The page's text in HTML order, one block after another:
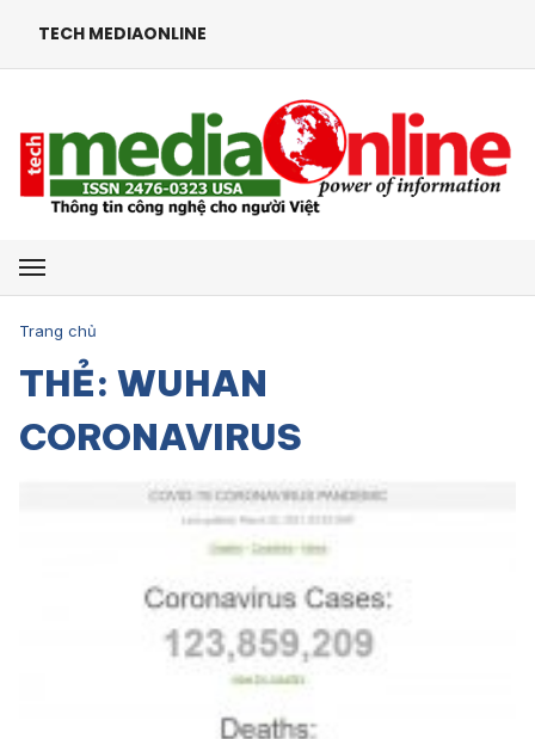
TECH MEDIAONLINE
Mở menu
Trang chủ
THẺ: WUHAN
CORONAVIRUS